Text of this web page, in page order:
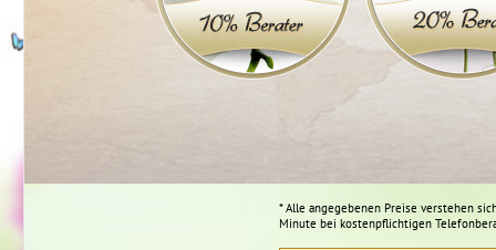
* Alle angegebenen Preise verstehen
Minute bei kostenpflichtigen